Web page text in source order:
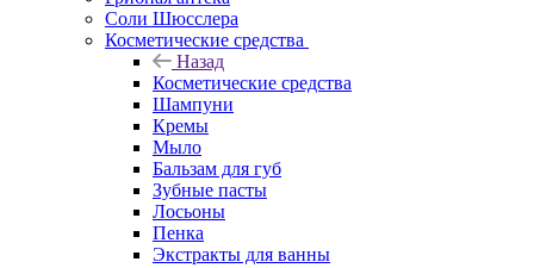
Соли Шюсслера
Косметические средства
Назад
Косметические средства
Шампуни
Кремы
Мыло
Бальзам для губ
Зубные пасты
Лосьоны
Пенка
Экстракты для ванны